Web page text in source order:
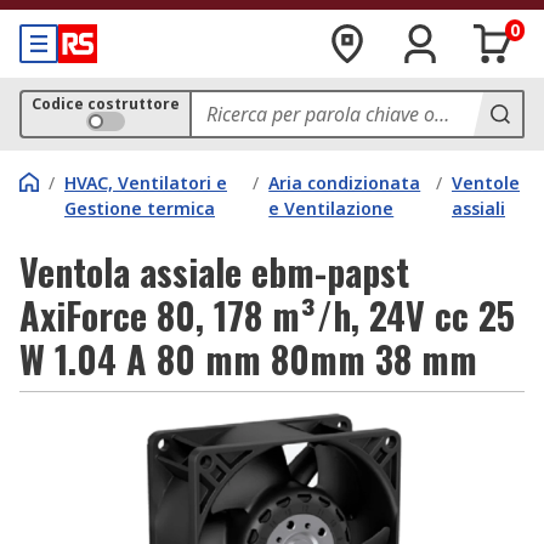
0
Codice costruttore
/ HVAC, Ventilatori e
Gestione termica
/ Aria condizionata
e Ventilazione
/ Ventole
assiali
Ventola assiale ebm-papst
AxiForce 80, 178 m³/h, 24V cc 25
W 1.04 A 80 mm 80mm 38 mm